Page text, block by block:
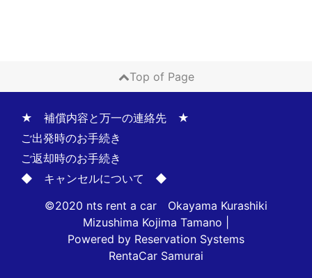
Top of Page
★ 補償内容と万一の連絡先 ★
ご出発時のお手続き
ご返却時のお手続き
◆ キャンセルについて ◆
©2020 nts rent a car Okayama Kurashiki
Mizushima Kojima Tamano
Powered by Reservation Systems
RentaCar Samurai